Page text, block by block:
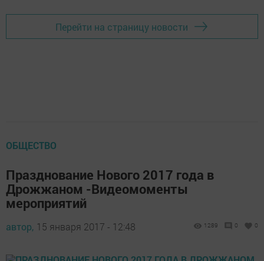
Перейти на страницу новости
ОБЩЕСТВО
Празднование Нового 2017 года в
Дрожжаном -Видеомоменты
мероприятий
автор, 15 января 2017 - 12:48 1289 0 0